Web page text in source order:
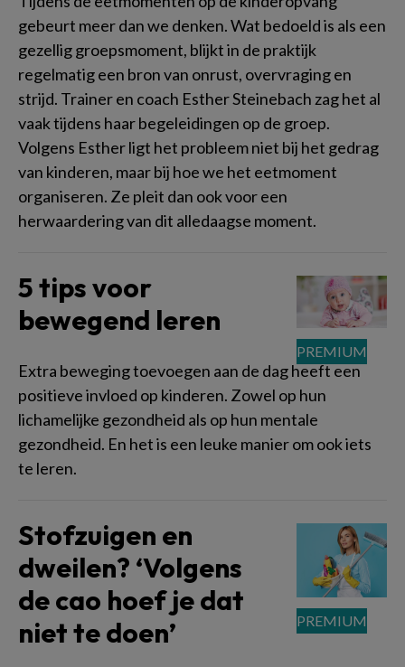
gebeurt meer dan we denken. Wat bedoeld is als een
gezellig groepsmoment, blijkt in de praktijk
regelmatig een bron van onrust, overvraging en
strijd. Trainer en coach Esther Steinebach zag het al
vaak tijdens haar begeleidingen op de groep.
Volgens Esther ligt het probleem niet bij het gedrag
van kinderen, maar bij hoe we het eetmoment
organiseren. Ze pleit dan ook voor een
herwaardering van dit alledaagse moment.
5 tips voor
bewegend leren
Extra beweging toevoegen aan de dag heeft een
positieve invloed op kinderen. Zowel op hun
lichamelijke gezondheid als op hun mentale
gezondheid. En het is een leuke manier om ook iets
te leren.
Stofzuigen en
dweilen? ‘Volgens
de cao hoef je dat
niet te doen’